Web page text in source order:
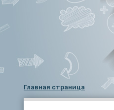
Главная страница